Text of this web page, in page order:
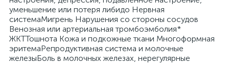
уменьшение или потеря либидо Нервная
системаМигрень Нарушения со стороны сосудов
Венозная или артериальная тромбоэмболия*
ЖКТТошнота Кожа и подкожные ткани Многоформная
эритемаРепродуктивная система и молочные
железыБоль в молочных железах, нерегулярные